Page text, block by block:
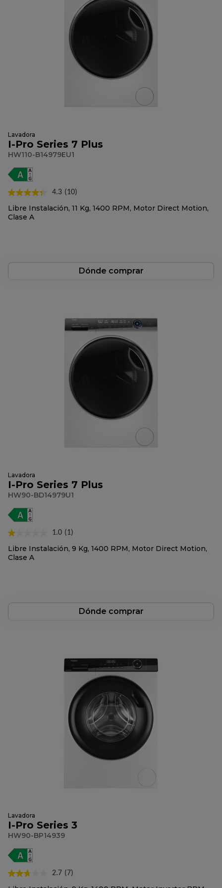
Lavadora
I-Pro Series 7 Plus
HW110-B14979EU1
4.3 Lea
10
reseñas.
(10)
Libre Instalación, 11 Kg, 1400 RPM, Motor Direct Motion,
Clase A
Dónde comprar
Lavadora
I-Pro Series 7 Plus
HW90-BD14979U1
1.0 Lea
reseña.
(1)
Libre Instalación, 9 Kg, 1400 RPM, Motor Direct Motion,
Clase A
Dónde comprar
Lavadora
I-Pro Series 3
HW90-BP14939
2.7 Lea
(7)